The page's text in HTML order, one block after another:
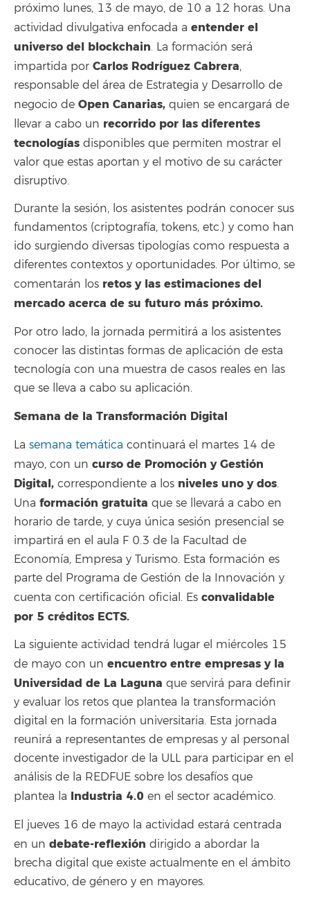
próximo lunes, 13 de mayo, de 10 a 12 horas. Una
actividad divulgativa enfocada a entender el
universo del blockchain. La formación será
impartida por Carlos Rodríguez Cabrera,
responsable del área de Estrategia y Desarrollo de
negocio de Open Canarias, quien se encargará de
llevar a cabo un recorrido por las diferentes
tecnologías disponibles que permiten mostrar el
valor que estas aportan y el motivo de su carácter
disruptivo.
Durante la sesión, los asistentes podrán conocer sus
fundamentos (criptografía, tokens, etc.) y como han
ido surgiendo diversas tipologías como respuesta a
diferentes contextos y oportunidades. Por último, se
comentarán los retos y las estimaciones del
mercado acerca de su futuro más próximo.
Por otro lado, la jornada permitirá a los asistentes
conocer las distintas formas de aplicación de esta
tecnología con una muestra de casos reales en las
que se lleva a cabo su aplicación.
Semana de la Transformación Digital
La semana temática continuará el martes 14 de
mayo, con un curso de Promoción y Gestión
Digital, correspondiente a los niveles uno y dos.
Una formación gratuita que se llevará a cabo en
horario de tarde, y cuya única sesión presencial se
impartirá en el aula F 0.3 de la Facultad de
Economía, Empresa y Turismo. Esta formación es
parte del Programa de Gestión de la Innovación y
cuenta con certificación oficial. Es convalidable
por 5 créditos ECTS.
La siguiente actividad tendrá lugar el miércoles 15
de mayo con un encuentro entre empresas y la
Universidad de La Laguna que servirá para definir
y evaluar los retos que plantea la transformación
digital en la formación universitaria. Esta jornada
reunirá a representantes de empresas y al personal
docente investigador de la ULL para participar en el
análisis de la REDFUE sobre los desafíos que
plantea la Industria 4.0 en el sector académico.
El jueves 16 de mayo la actividad estará centrada
en un debate-reflexión dirigido a abordar la
brecha digital que existe actualmente en el ámbito
educativo, de género y en mayores.